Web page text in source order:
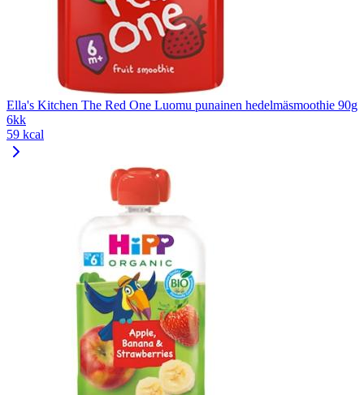
Ella's Kitchen The Red One Luomu punainen hedelmäsmoothie 90g
6kk
59 kcal